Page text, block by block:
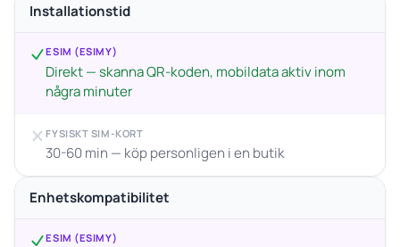
Installationstid
ESIM (ESIMY)
Direkt — skanna QR-koden, mobildata aktiv inom
några minuter
FYSISKT SIM-KORT
30-60 min — köp personligen i en butik
Enhetskompatibilitet
ESIM (ESIMY)